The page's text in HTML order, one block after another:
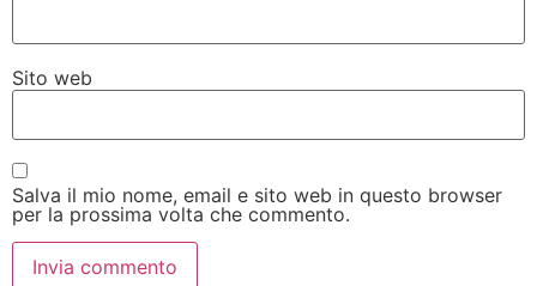
Sito web
Salva il mio nome, email e sito web in questo browser
per la prossima volta che commento.